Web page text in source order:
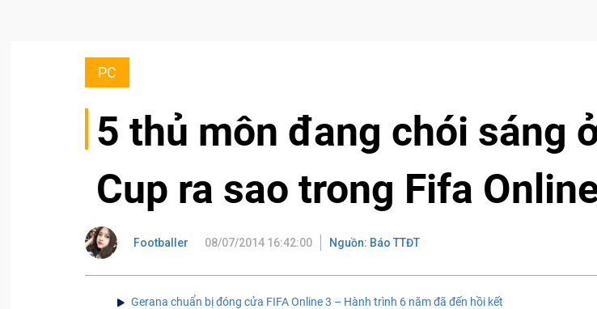
PC
5 thủ môn đang chói sáng
Cup ra sao trong Fifa
Footballer 08/07/2014 16:42:00 Nguồn: Báo TTĐT
Gerana chuẩn bị đóng cửa FIFA Online 3 – Hành trình 6 năm đã đến hồi kết